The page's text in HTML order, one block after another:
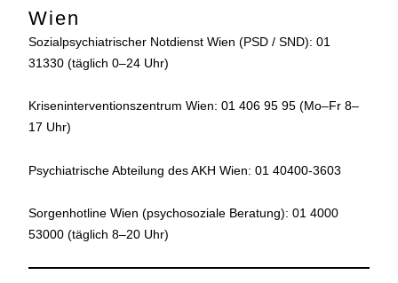
Wien
Sozialpsychiatrischer Notdienst Wien (PSD / SND): 01
31330 (täglich 0–24 Uhr)
Kriseninterventionszentrum Wien: 01 406 95 95 (Mo–Fr 8–
17 Uhr)
Psychiatrische Abteilung des AKH Wien: 01 40400-3603
Sorgenhotline Wien (psychosoziale Beratung): 01 4000
53000 (täglich 8–20 Uhr)